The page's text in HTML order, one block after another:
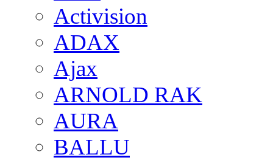
Activision
ADAX
Ajax
ARNOLD RAK
AURA
BALLU